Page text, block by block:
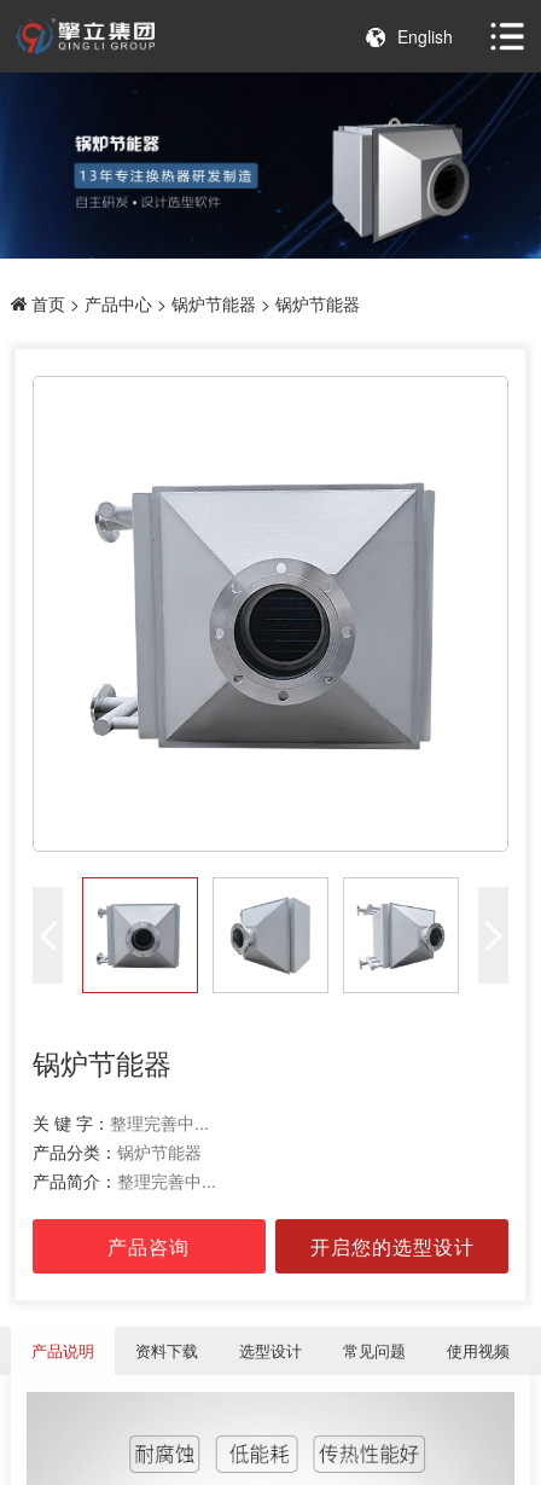
English
首页> 产品中心> 锅炉节能器 > 锅炉节能器
锅炉节能器
关 键 字： 整理完善中...
产品分类： 锅炉节能器
产品简介： 整理完善中...
产品咨询 开启您的选型设计
产品说明 资料下载 选型设计 常见问题 使用视频